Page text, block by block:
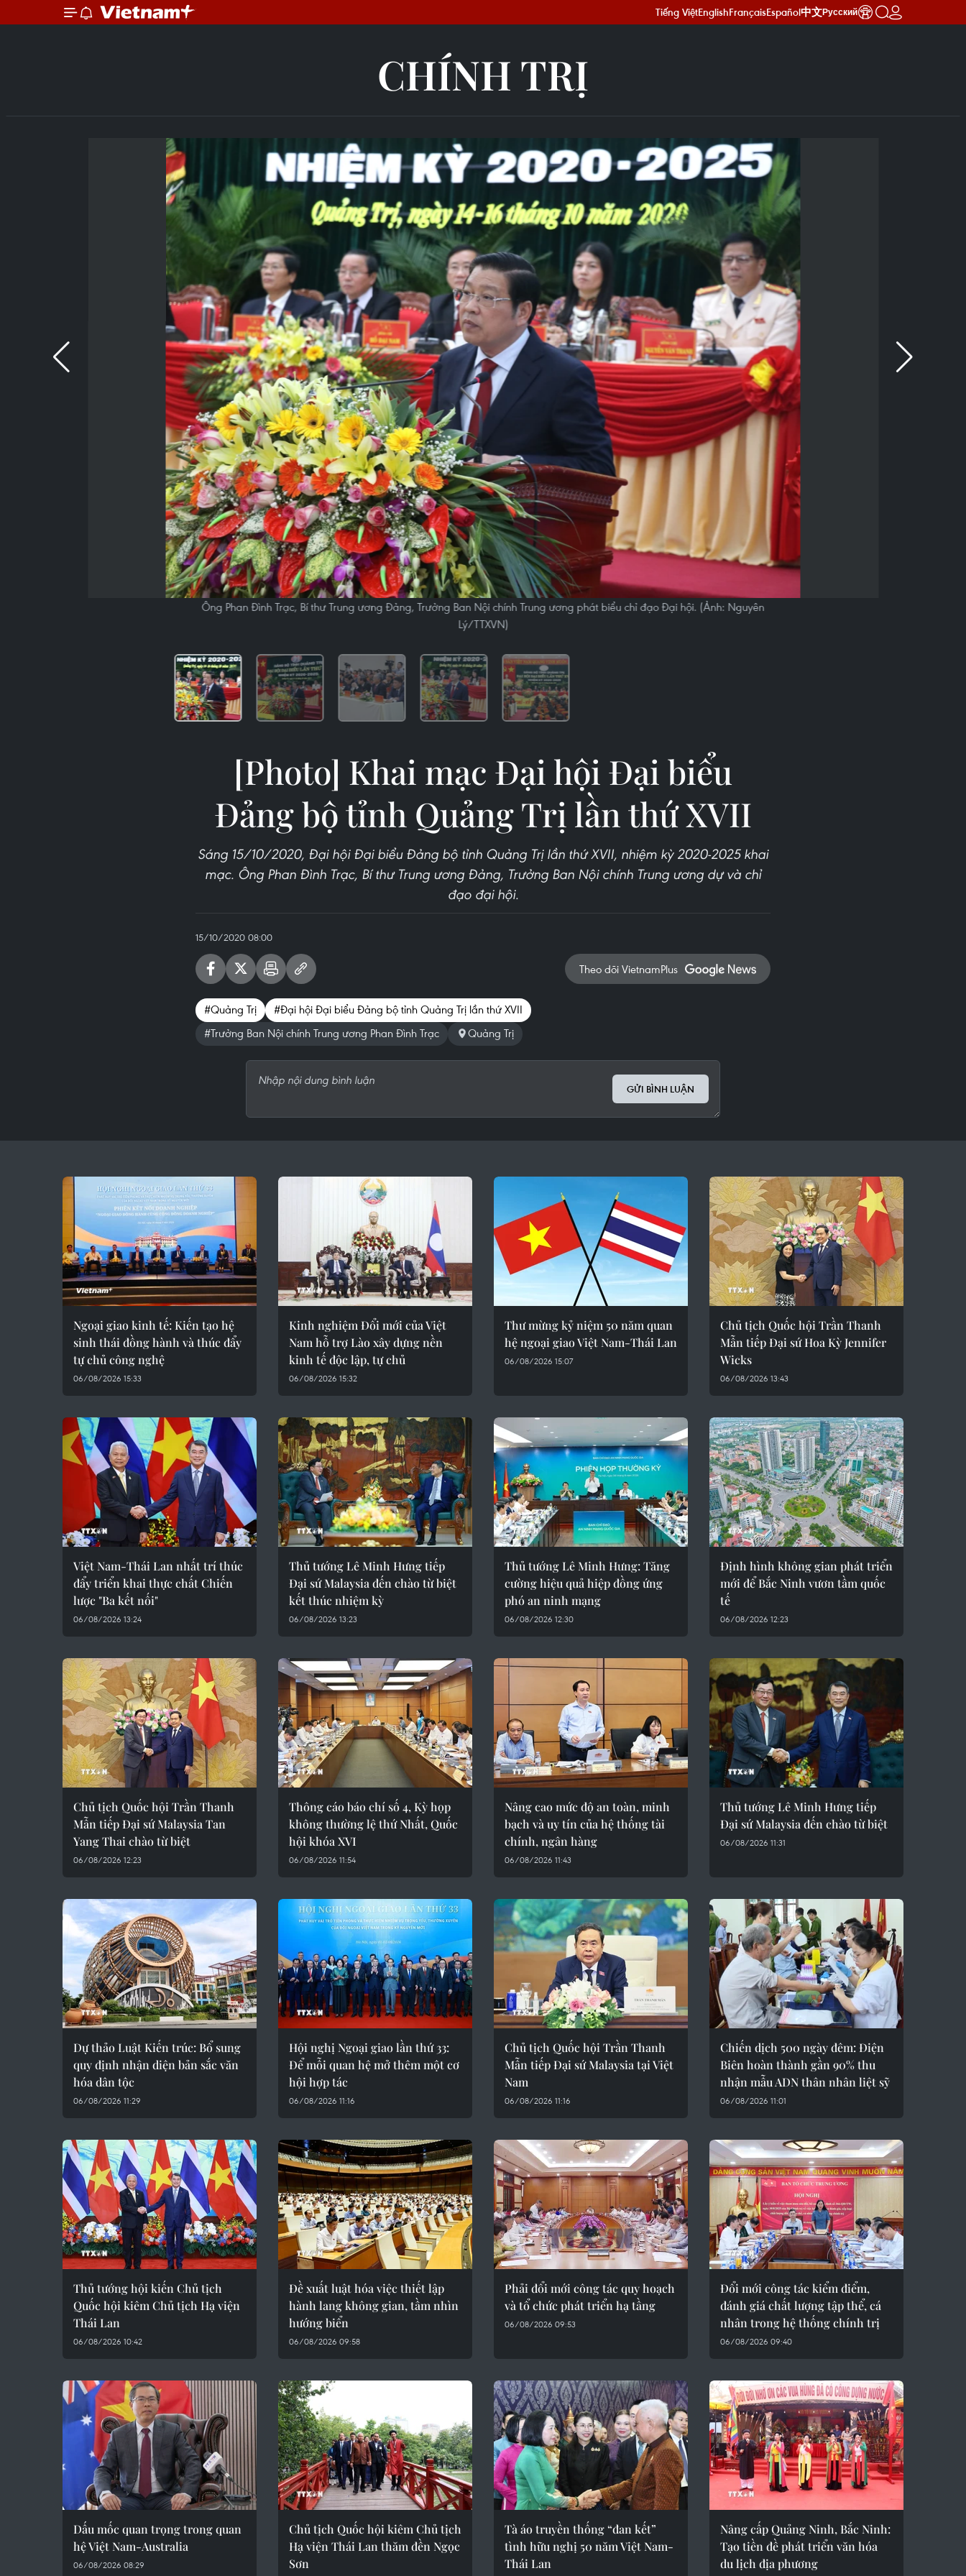
Tiếng ViệtEnglishFrançaisEspañol中文Русский
CHÍNH TRỊ
Ông Phan Đình Trạc, Bí thư Trung ương Đảng, Trưởng Ban Nội chính Trung ương phát biểu chỉ đạo Đại hội. (Ảnh: Nguyên
Lý/TTXVN)
[Photo] Khai mạc Đại hội Đại biểu
Đảng bộ tỉnh Quảng Trị lần thứ XVII
Sáng 15/10/2020, Đại hội Đại biểu Đảng bộ tỉnh Quảng Trị lần thứ XVII, nhiệm kỳ 2020-2025 khai
mạc. Ông Phan Đình Trạc, Bí thư Trung ương Đảng, Trưởng Ban Nội chính Trung ương dự và chỉ
đạo đại hội.
15/10/2020 08:00
Theo dõi VietnamPlus
#Quảng Trị
#Đại hội Đại biểu Đảng bộ tỉnh Quảng Trị lần thứ XVII
#Trưởng Ban Nội chính Trung ương Phan Đình Trạc
Quảng Trị
GỬI BÌNH LUẬN
Ngoại giao kinh tế: Kiến tạo hệ
sinh thái đồng hành và thúc đẩy
tự chủ công nghệ
06/08/2026 15:33
Kinh nghiệm Đổi mới của Việt
Nam hỗ trợ Lào xây dựng nền
kinh tế độc lập, tự chủ
06/08/2026 15:32
Thư mừng kỷ niệm 50 năm quan
hệ ngoại giao Việt Nam-Thái Lan
06/08/2026 15:07
Chủ tịch Quốc hội Trần Thanh
Mẫn tiếp Đại sứ Hoa Kỳ Jennifer
Wicks
06/08/2026 13:43
Việt Nam-Thái Lan nhất trí thúc
đẩy triển khai thực chất Chiến
lược "Ba kết nối"
06/08/2026 13:24
Thủ tướng Lê Minh Hưng tiếp
Đại sứ Malaysia đến chào từ biệt
kết thúc nhiệm kỳ
06/08/2026 13:23
Thủ tướng Lê Minh Hưng: Tăng
cường hiệu quả hiệp đồng ứng
phó an ninh mạng
06/08/2026 12:30
Định hình không gian phát triển
mới để Bắc Ninh vươn tầm quốc
tế
06/08/2026 12:23
Chủ tịch Quốc hội Trần Thanh
Mẫn tiếp Đại sứ Malaysia Tan
Yang Thai chào từ biệt
06/08/2026 12:23
Thông cáo báo chí số 4, Kỳ họp
không thường lệ thứ Nhất, Quốc
hội khóa XVI
06/08/2026 11:54
Nâng cao mức độ an toàn, minh
bạch và uy tín của hệ thống tài
chính, ngân hàng
06/08/2026 11:43
Thủ tướng Lê Minh Hưng tiếp
Đại sứ Malaysia đến chào từ biệt
06/08/2026 11:31
Dự thảo Luật Kiến trúc: Bổ sung
quy định nhận diện bản sắc văn
hóa dân tộc
06/08/2026 11:29
Hội nghị Ngoại giao lần thứ 33:
Để mỗi quan hệ mở thêm một cơ
hội hợp tác
06/08/2026 11:16
Chủ tịch Quốc hội Trần Thanh
Mẫn tiếp Đại sứ Malaysia tại Việt
Nam
06/08/2026 11:16
Chiến dịch 500 ngày đêm: Điện
Biên hoàn thành gần 90% thu
nhận mẫu ADN thân nhân liệt sỹ
06/08/2026 11:01
Thủ tướng hội kiến Chủ tịch
Quốc hội kiêm Chủ tịch Hạ viện
Thái Lan
06/08/2026 10:42
Đề xuất luật hóa việc thiết lập
hành lang không gian, tầm nhìn
hướng biển
06/08/2026 09:58
Phải đổi mới công tác quy hoạch
và tổ chức phát triển hạ tầng
06/08/2026 09:53
Đổi mới công tác kiểm điểm,
đánh giá chất lượng tập thể, cá
nhân trong hệ thống chính trị
06/08/2026 09:40
Dấu mốc quan trọng trong quan
hệ Việt Nam-Australia
06/08/2026 08:29
Chủ tịch Quốc hội kiêm Chủ tịch
Hạ viện Thái Lan thăm đền Ngọc
Sơn
Tà áo truyền thống “đan kết”
tình hữu nghị 50 năm Việt Nam-
Thái Lan
Nâng cấp Quảng Ninh, Bắc Ninh:
Tạo tiền đề phát triển văn hóa
du lịch địa phương